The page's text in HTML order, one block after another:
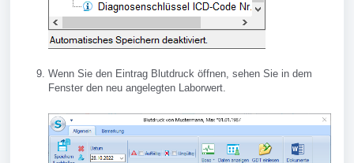
Wenn Sie den Eintrag Blutdruck öffnen, sehen Sie in dem
Fenster den neu angelegten Laborwert.